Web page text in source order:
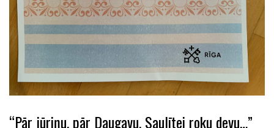
“Pār jūriņu, pār Daugavu, Saulītei roku devu…”